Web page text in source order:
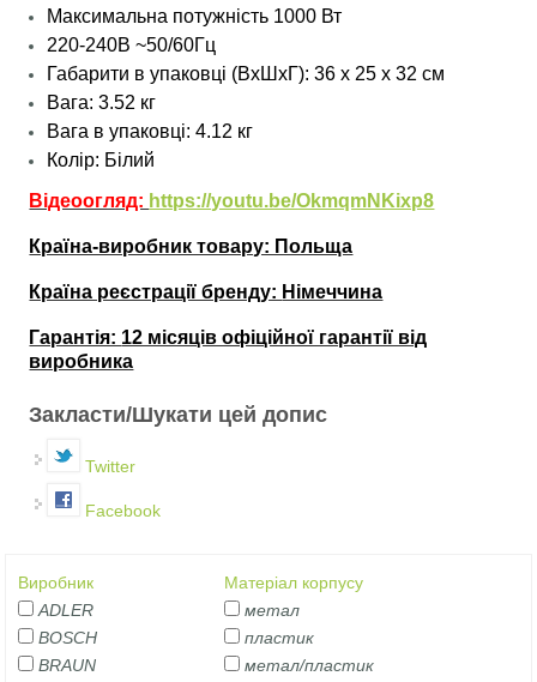
Максимальна потужність 1000 Вт
220-240В ~50/60Гц
Габарити в упаковці (ВхШхГ): 36 x 25 x 32 см
Вага: 3.52 кг
Вага в упаковці: 4.12 кг
Колір: Білий
Відеоогляд: https://youtu.be/OkmqmNKixp8
Країна-виробник товару: Польща
Країна реєстрації бренду: Німеччина
Гарантія: 12 місяців офіційної гарантії від
виробника
Закласти/Шукати цей допис
Twitter
Facebook
Виробник
ADLER
BOSCH
BRAUN
Матеріал корпусу
метал
пластик
метал/пластик